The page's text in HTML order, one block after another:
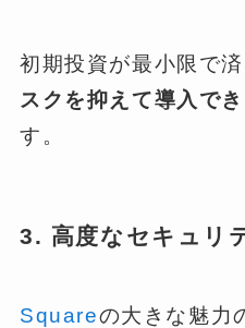
初期投資が最小限で済
スクを抑えて導入で
す。
3. 高度なセキュリ
Squareの大きな魅力